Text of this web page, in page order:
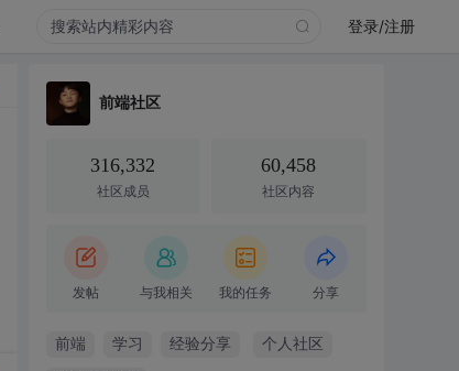
登录/注册
前端社区
316,332
社区成员
60,458
社区内容
发帖 与我相关 我的任务 分享
前端 学习 经验分享 个人社区